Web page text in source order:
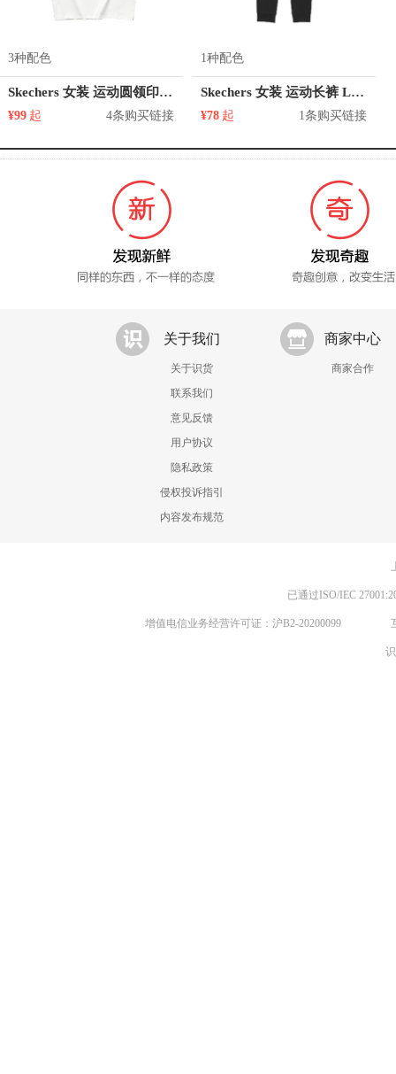
3种配色
Skechers 女装 运动圆领印花短袖T恤 L221U061
¥99 起 4条购买链接
1种配色
Skechers 女装 运动长裤 L320W031
¥78 起 1条购买链接
关于我们
关于识货
联系我们
意见反馈
用户协议
隐私政策
侵权投诉指引
内容发布规范
商家中心
商家合作
已通过ISO/IEC
增值电信业务经营许可证：沪B2-20200099